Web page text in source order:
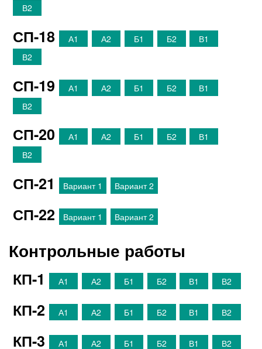
В2
СП-18 А1 А2 Б1 Б2
В1
В2
СП-19 А1 А2 Б1 Б2
В1
В2
СП-20 А1 А2 Б1 Б2
В1
В2
СП-21 Вариант 1 Вариант 2
СП-22 Вариант 1 Вариант 2
Контрольные работы
КП-1 А1 А2 Б1 Б2 В1 В2
КП-2 А1 А2 Б1 Б2 В1 В2
КП-3 А1 А2 Б1 Б2 В1 В2